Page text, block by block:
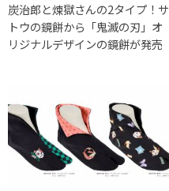
炭治郎と煉獄さんの2タイプ！サ
トウの鏡餅から「鬼滅の刃」オ
リジナルデザインの鏡餅が発売